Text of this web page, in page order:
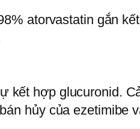
atorvastatin gắn
hợp glucuronid.
hủy của ezetimibe